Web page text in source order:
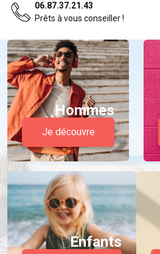
06.87.37.21.43
Prêts à vous conseiller !
Hommes
Je découvre
Enfants